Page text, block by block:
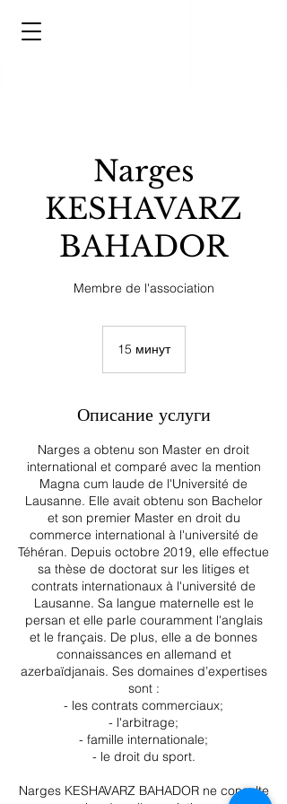
Narges
KESHAVARZ
BAHADOR
Membre de l'association
15 минут1
н
т
Описание услуги
Narges a obtenu son Master en droit
international et comparé avec la mention
Magna cum laude de l'Université de
Lausanne. Elle avait obtenu son Bachelor
et son premier Master en droit du
commerce international à l'université de
Téhéran. Depuis octobre 2019, elle effectue
sa thèse de doctorat sur les litiges et
contrats internationaux à l'université de
Lausanne. Sa langue maternelle est le
persan et elle parle couramment l'anglais
et le français. De plus, elle a de bonnes
connaissances en allemand et
azerbaïdjanais. Ses domaines d’expertises
sont :
- ​les contrats commerciaux;
- l'arbitrage;
- famille internationale;
- le droit du sport.
Narges KESHAVARZ BAHADOR ne consulte